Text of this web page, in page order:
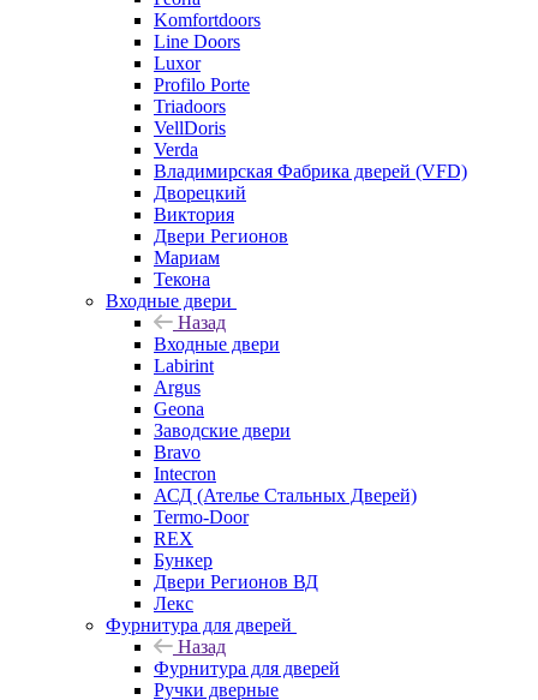
Komfortdoors
Line Doors
Luxor
Profilo Porte
Triadoors
VellDoris
Verda
Владимирская Фабрика дверей (VFD)
Дворецкий
Виктория
Двери Регионов
Мариам
Текона
Входные двери
Назад
Входные двери
Labirint
Argus
Geona
Заводские двери
Bravo
Intecron
АСД (Ателье Стальных Дверей)
Termo-Door
REX
Бункер
Двери Регионов ВД
Лекс
Фурнитура для дверей
Назад
Фурнитура для дверей
Ручки дверные